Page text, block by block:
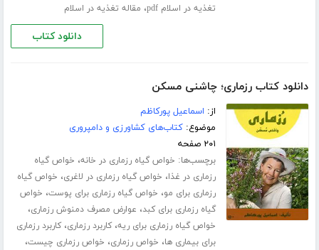
تغذیه در اسلام pdf ، مقاله تغذیه در اسلام
دانلود کتاب
دانلود کتاب رزماری؛ چاشنی مسکن
از: اسماعیل پورکاظم
موضوع:کتاب‌های کشاورزی و دامپروری
۲۰۱ صفحه
برچسب‌ها: خواص گیاه رزماری در خانه، خواص گیاه
رزماری در غذا، خواص گیاه رزماری در لاغری، خواص گیاه
رزماری برای مو، خواص گیاه رزماری برای پوست، خواص
گیاه رزماری برای کبد، عوارض مصرف دمنوش رزماری،
خواص گیاه رزماری برای ریه،کاربرد رزماری،کاربرد رزماری
برای بیماری ها، خواص رزماری، خواص رزماری چیست،